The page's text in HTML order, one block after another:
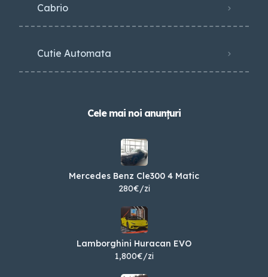
Cabrio
Cutie Automata
Cele mai noi anunțuri
Mercedes Benz Cle300 4 Matic
280€/zi
Lamborghini Huracan EVO
1,800€/zi